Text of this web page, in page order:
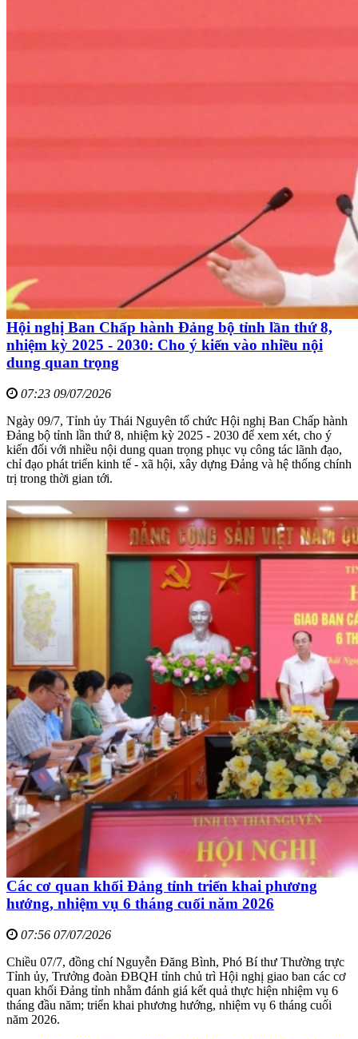
Hội nghị Ban Chấp hành Đảng bộ tỉnh lần thứ 8,
nhiệm kỳ 2025 - 2030: Cho ý kiến vào nhiều nội
dung quan trọng
07:23 09/07/2026
Ngày 09/7, Tỉnh ủy Thái Nguyên tổ chức Hội nghị Ban Chấp hành
Đảng bộ tỉnh lần thứ 8, nhiệm kỳ 2025 - 2030 để xem xét, cho ý
kiến đối với nhiều nội dung quan trọng phục vụ công tác lãnh đạo,
chỉ đạo phát triển kinh tế - xã hội, xây dựng Đảng và hệ thống chính
trị trong thời gian tới.
Các cơ quan khối Đảng tỉnh triển khai phương
hướng, nhiệm vụ 6 tháng cuối năm 2026
07:56 07/07/2026
Chiều 07/7, đồng chí Nguyễn Đăng Bình, Phó Bí thư Thường trực
Tỉnh ủy, Trưởng đoàn ĐBQH tỉnh chủ trì Hội nghị giao ban các cơ
quan khối Đảng tỉnh nhằm đánh giá kết quả thực hiện nhiệm vụ 6
tháng đầu năm; triển khai phương hướng, nhiệm vụ 6 tháng cuối
năm 2026.